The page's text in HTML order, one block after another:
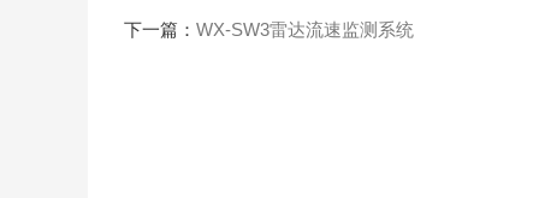
下一篇： WX-SW3雷达流速监测系统